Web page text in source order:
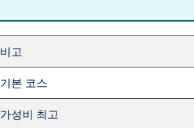
비고
기본 코스
가성비 최고